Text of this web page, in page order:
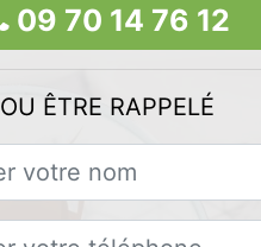
09 70 14 76 12
OU ÊTRE RAPPELÉ